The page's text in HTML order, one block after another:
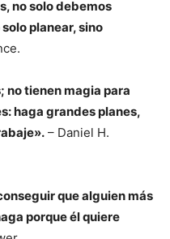
no solo debemos
planear, sino
no tienen magia para
haga grandes planes,
– Daniel H.
que alguien más
porque él quiere